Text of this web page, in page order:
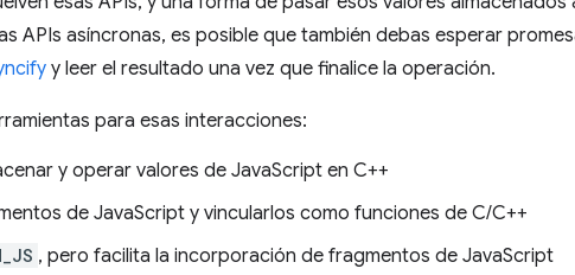
APIs asíncronas, es posible que también debas esperar
y leer el resultado una vez que finalice la operación.
para esas interacciones:
y operar valores de JavaScript en C++
de JavaScript y vincularlos como funciones de C/C++
, pero facilita la incorporación de fragmentos de JavaScript